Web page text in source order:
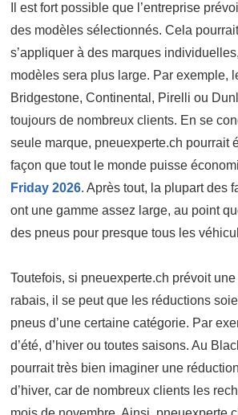
Il est fort possible que l’entreprise
des modèles sélectionnés. Cela
s’appliquer à des marques
modèles sera plus large. Par exemple,
Bridgestone, Continental, Pirelli ou
toujours de nombreux clients. En se
seule marque, pneuexperte.ch pourrait
façon que tout le monde puisse
Friday 2026. Après tout, la plupart des
ont une gamme assez large, au point
des pneus pour presque tous les
Toutefois, si pneuexperte.ch prévoit
rabais, il se peut que les réductions
pneus d’une certaine catégorie. Par
d’été, d’hiver ou toutes saisons. Au
pourrait très bien imaginer une
d’hiver, car de nombreux clients les